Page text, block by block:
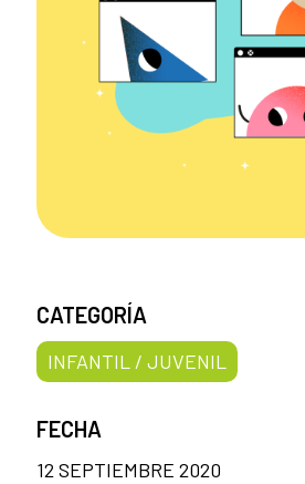
CATEGORÍA
INFANTIL / JUVENIL
FECHA
12 SEPTIEMBRE 2020